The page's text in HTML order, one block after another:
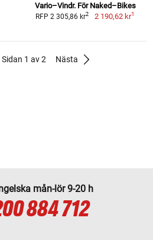
Vario–Vindr. För Naked–Bikes
RFP 2 305,86 kr2 2 190,62 kr1
Sidan 1 av 2 Nästa
mån-lör 9-20 h
884 712